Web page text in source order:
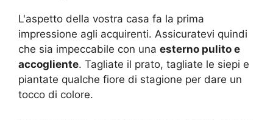
L'aspetto della vostra casa fa la prima
impressione agli acquirenti. Assicuratevi quindi
che sia impeccabile con una esterno pulito e
accogliente. Tagliate il prato, tagliate le siepi e
piantate qualche fiore di stagione per dare un
tocco di colore.